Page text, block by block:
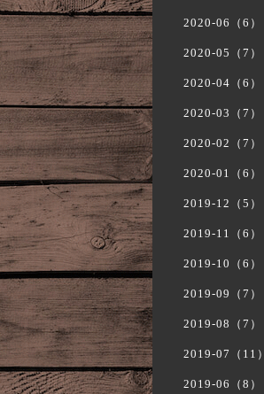
2020-06（6）
2020-05（7）
2020-04（6）
2020-03（7）
2020-02（7）
2020-01（6）
2019-12（5）
2019-11（6）
2019-10（6）
2019-09（7）
2019-08（7）
2019-07（11）
2019-06（8）